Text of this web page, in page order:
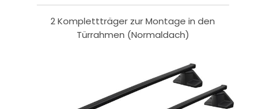
2 Komplettträger zur Montage in den
Türrahmen (Normaldach)